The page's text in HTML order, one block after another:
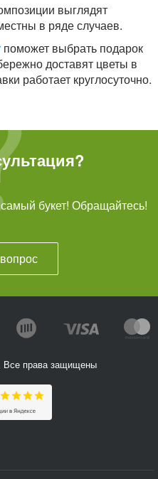
выглядят
в ряде случаев.
поможет выбрать подарок
доставят цветы в
работает круглосуточно.
букет! Обращайтесь!
Все права защищены